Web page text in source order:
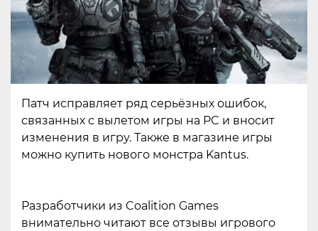
Патч исправляет ряд серьёзных ошибок,
связанных с вылетом игры на PC и вносит
изменения в игру. Также в магазине игры
можно купить нового монстра Kantus.
Разработчики из Coalition Games
внимательно читают все отзывы игрового